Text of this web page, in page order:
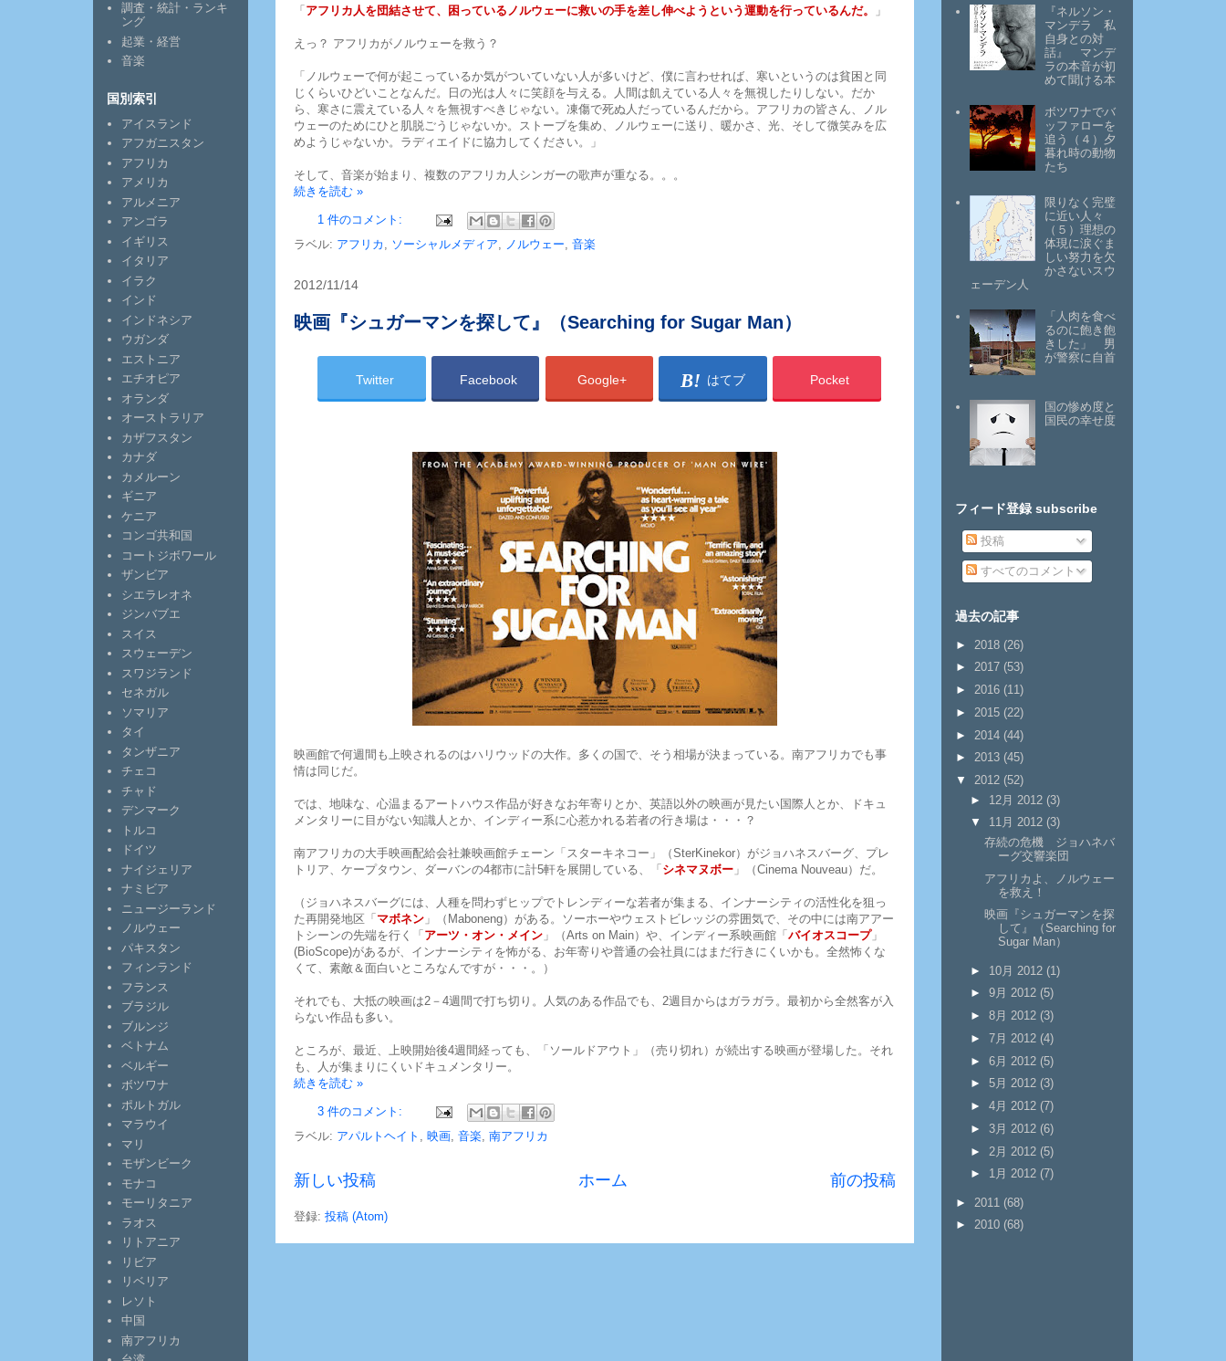
「 アフリカ人を団結させて、困っているノルウェーに救いの手を差し伸べようという運動を行っているんだ。 」
えっ？ アフリカがノルウェーを救う？
「ノルウェーで何が起こっているか気がついていない人が多いけど、僕に言わせれば、寒いというのは貧困と同
じくらいひどいことなんだ。日の光は人々に笑顔を与える。人間は飢えている人々を無視したりしない。だか
ら、寒さに震えている人々を無視すべきじゃない。凍傷で死ぬ人だっているんだから。アフリカの皆さん、ノル
ウェーのためにひと肌脱ごうじゃないか。ストーブを集め、ノルウェーに送り、暖かさ、光、そして微笑みを広
めようじゃないか。ラディエイドに協力してください。」
そして、音楽が始まり、複数のアフリカ人シンガーの歌声が重なる。。。
続きを読む »
1 件のコメント:
ラベル: アフリカ , ソーシャルメディア, ノルウェー, 音楽
2012/11/14
映画『シュガーマンを探して』（Searching for Sugar Man）
Twitter Facebook Google+ はてブ Pocket
映画館で何週間も上映されるのはハリウッドの大作。多くの国で、そう相場が決まっている。南アフリカでも事
情は同じだ。
では、地味な、心温まるアートハウス作品が好きなお年寄りとか、英語以外の映画が見たい国際人とか、ドキュ
メンタリーに目がない知識人とか、インディー系に心惹かれる若者の行き場は・・・？
南アフリカの大手映画配給会社兼映画館チェーン「スターキネコー」（SterKinekor）がジョハネスバーグ、プレ
トリア、ケープタウン、ダーバンの4都市に計5軒を展開している、「 シネマヌボー 」（Cinema Nouveau）だ。
（ジョハネスバーグには、人種を問わずヒップでトレンディーな若者が集まる、インナーシティの活性化を狙っ
た再開発地区「 マボネン 」（Maboneng）がある。ソーホーやウェストビレッジの雰囲気で、その中には南アアー
トシーンの先端を行く「 アーツ・オン・メイン 」（Arts on Main）や、インディー系映画館「 バイオスコープ」
(BioScope)があるが、インナーシティを怖がる、お年寄りや普通の会社員にはまだ行きにくいかも。全然怖くな
くて、素敵＆面白いところなんですが・・・。）
それでも、大抵の映画は2－4週間で打ち切り。人気のある作品でも、2週目からはガラガラ。最初から全然客が入
らない作品も多い。
ところが、最近、上映開始後4週間経っても、「ソールドアウト」（売り切れ）が続出する映画が登場した。それ
も、人が集まりにくいドキュメンタリー。
続きを読む »
3 件のコメント:
ラベル: アパルトヘイト , 映画, 音楽, 南アフリカ
新しい投稿 前の投稿
ホーム
登録: 投稿 (Atom)
調査・統計・ランキ
ング
起業・経営
音楽
国別索引
アイスランド
アフガニスタン
アフリカ
アメリカ
アルメニア
アンゴラ
イギリス
イタリア
イラク
インド
インドネシア
ウガンダ
エストニア
エチオピア
オランダ
オーストラリア
カザフスタン
カナダ
カメルーン
ギニア
ケニア
コンゴ共和国
コートジボワール
ザンビア
シエラレオネ
ジンバブエ
スイス
スウェーデン
スワジランド
セネガル
ソマリア
タイ
タンザニア
チェコ
チャド
デンマーク
トルコ
ドイツ
ナイジェリア
ナミビア
ニュージーランド
ノルウェー
パキスタン
フィンランド
フランス
ブラジル
ブルンジ
ベトナム
ベルギー
ボツワナ
ポルトガル
マラウイ
マリ
モザンビーク
モナコ
モーリタニア
ラオス
リトアニア
リビア
リベリア
レソト
中国
南アフリカ
『ネルソン・
マンデラ 私
自身との対
話』 マンデ
ラの本音が初
めて聞ける本
ボツワナでバ
ッファローを
追う（４）夕
暮れ時の動物
たち
限りなく完璧
に近い人々
（５）理想の
体現に涙ぐま
しい努力を欠
かさないスウ
ェーデン人
「人肉を食べ
るのに飽き飽
きした」 男
が警察に自首
国の惨め度と
国民の幸せ度
フィード登録 subscribe
投稿
すべてのコメント
過去の記事
► 2018 (26)
► 2017 (53)
► 2016 (11)
► 2015 (22)
► 2014 (44)
► 2013 (45)
▼ 2012 (52)
► 12月 2012 (3)
▼ 11月 2012 (3)
存続の危機 ジョハネバ
ーグ交響楽団
アフリカよ、ノルウェー
を救え！
映画『シュガーマンを探
して』（Searching for
Sugar Man）
► 10月 2012 (1)
► 9月 2012 (5)
► 8月 2012 (3)
► 7月 2012 (4)
► 6月 2012 (5)
► 5月 2012 (3)
► 4月 2012 (7)
► 3月 2012 (6)
► 2月 2012 (5)
► 1月 2012 (7)
► 2011 (68)
► 2010 (68)